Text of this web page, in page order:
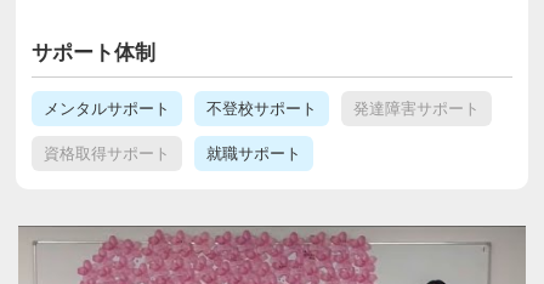
サポート体制
メンタルサポート 不登校サポート 発達障害サポート
資格取得サポート 就職サポート